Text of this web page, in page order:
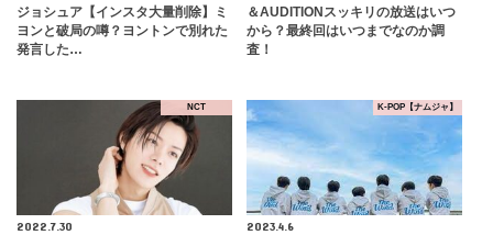
ジョシュア【インスタ大量削除】ミ
ヨンと破局の噂？ヨントンで別れた
発言した…
＆AUDITIONスッキリの放送はいつ
から？最終回はいつまでなのか調
査！
NCT
2022.7.30
K-POP【ナムジャ】
2023.4.6